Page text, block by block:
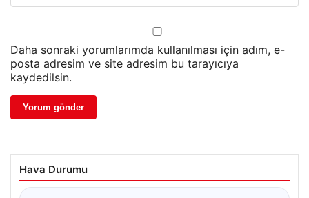
Daha sonraki yorumlarımda kullanılması için adım, e-
posta adresim ve site adresim bu tarayıcıya
kaydedilsin.
Hava Durumu